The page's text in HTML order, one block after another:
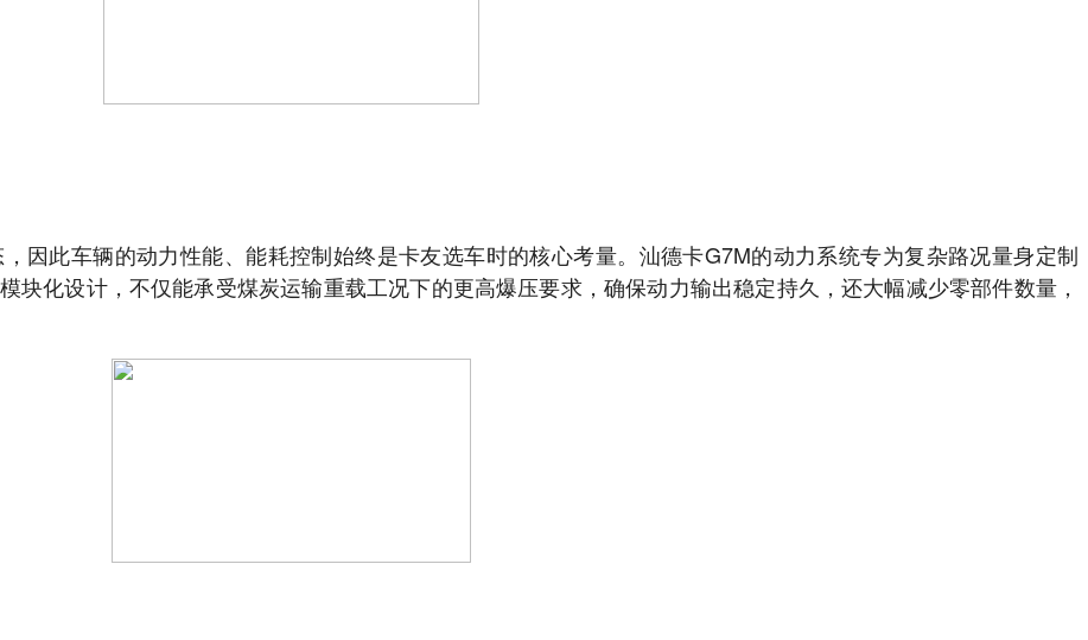
因此车辆的动力性能、能耗控制始终是卡友选车时的核心考量。汕德卡G7M的动力系统专为复杂路况量身定制
化设计，不仅能承受煤炭运输重载工况下的更高爆压要求，确保动力输出稳定持久，还大幅减少零部件数量，